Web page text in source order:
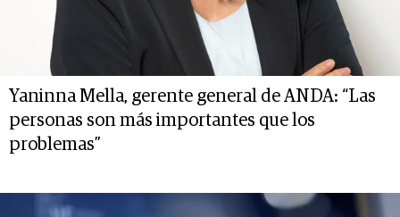
Yaninna Mella, gerente general de ANDA: “Las
personas son más importantes que los
problemas”